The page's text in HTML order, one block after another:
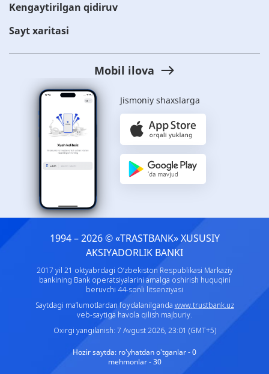
Kengaytirilgan qidiruv
Sayt xaritasi
Mobil ilova
Jismoniy shaxslarga
1994 – 2026 © «TRASTBANK» ХUSUSIY
AKSIYADORLIK BANKI
2017 yil 21 oktyabrdagi O‘zbekiston Respublikasi Markaziy
bankining Bank operatsiyalarini amalga oshirish huquqini
beruvchi 44-sonli litsenziyasi
Saytdagi ma’lumotlardan foydalanilganda www.trustbank.uz
veb-saytiga havola qilish majburiy.
Oxirgi yangilanish: 7 Avgust 2026, 23:01 (GMT+5)
Hozir saytda: ro'yhatdan o'tganlar - 0
mehmonlar - 30